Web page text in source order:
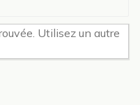
Utilisez un autre